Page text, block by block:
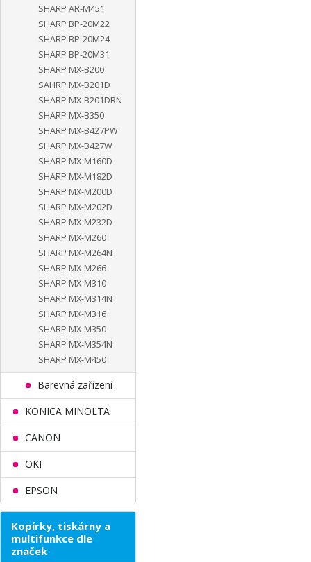
SHARP AR-M451
SHARP BP-20M22
SHARP BP-20M24
SHARP BP-20M31
SHARP MX-B200
SAHRP MX-B201D
SHARP MX-B201DRN
SHARP MX-B350
SHARP MX-B427PW
SHARP MX-B427W
SHARP MX-M160D
SHARP MX-M182D
SHARP MX-M200D
SHARP MX-M202D
SHARP MX-M232D
SHARP MX-M260
SHARP MX-M264N
SHARP MX-M266
SHARP MX-M310
SHARP MX-M314N
SHARP MX-M316
SHARP MX-M350
SHARP MX-M354N
SHARP MX-M450
Barevná zařízení
KONICA MINOLTA
CANON
OKI
EPSON
Kopírky, tiskárny a
multifunkce dle
značek